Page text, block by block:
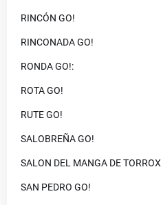
RINCÓN GO!
RINCONADA GO!
RONDA GO!:
ROTA GO!
RUTE GO!
SALOBREÑA GO!
SALON DEL MANGA DE TORROX
SAN PEDRO GO!